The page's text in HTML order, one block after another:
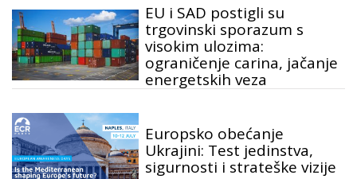
EU i SAD postigli su
trgovinski sporazum s
visokim ulozima:
ograničenje carina, jačanje
energetskih veza
Europsko obećanje
Ukrajini: Test jedinstva,
sigurnosti i strateške vizije